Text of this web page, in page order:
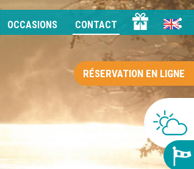
OCCASIONS CONTACT
RÉSERVATION EN LIGNE